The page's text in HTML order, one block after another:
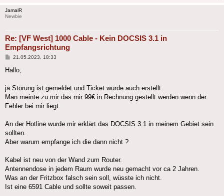
JamalR
Newbie
Re: [VF West] 1000 Cable - Kein DOCSIS 3.1 in
Empfangsrichtung
Beitrag
21.05.2023, 18:33
Hallo,
ja Störung ist gemeldet und Ticket wurde auch erstellt.
Man meinte zu mir das mir 99€ in Rechnung gestellt werden wenn der
Fehler bei mir liegt.
An der Hotline wurde mir erklärt das DOCSIS 3.1 in meinem Gebiet sein
sollten.
Aber warum empfange ich die dann nicht ?
Kabel ist neu von der Wand zum Router.
Antennendose in jedem Raum wurde neu gemacht vor ca 2 Jahren.
Was an der Fritzbox falsch sein soll, wüsste ich nicht.
Ist eine 6591 Cable und sollte soweit passen.